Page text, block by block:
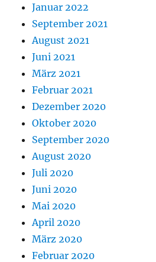
Januar 2022
September 2021
August 2021
Juni 2021
März 2021
Februar 2021
Dezember 2020
Oktober 2020
September 2020
August 2020
Juli 2020
Juni 2020
Mai 2020
April 2020
März 2020
Februar 2020